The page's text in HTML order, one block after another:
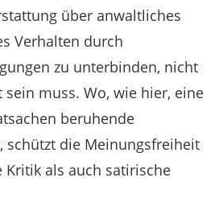
über anwaltliches
Verhalten durch
zu unterbinden, nicht
muss. Wo, wie hier, eine
beruhende
schützt die Meinungsfreiheit
als auch satirische